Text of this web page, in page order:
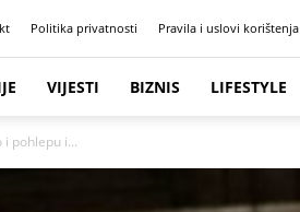
Politika privatnosti Pravila i uslovi korištenja
VIJESTI BIZNIS LIFESTYLE
pohlepu i...